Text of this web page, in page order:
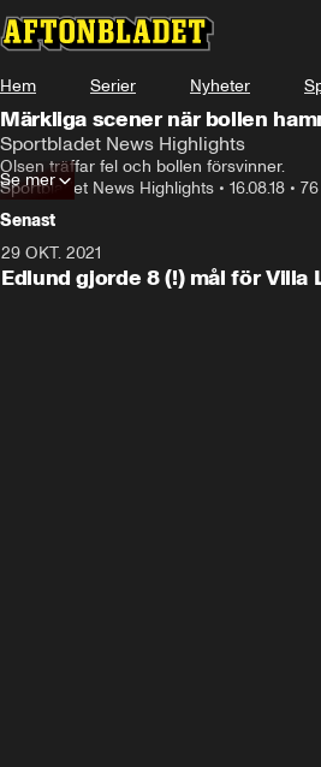
Hem Serier Nyheter
Märkliga scener när bollen
Sportbladet News Highlights
Olsen träffar fel och bollen försvinner.
Sportbladet News Highlights • 16.08.18 •
Se mer
Senast
29 OKT. 2021
Edlund gjorde 8 (!) mål för Villa